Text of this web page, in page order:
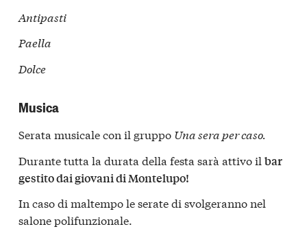
Antipasti
Paella
Dolce
Musica
Serata musicale con il gruppo Una sera per caso.
Durante tutta la durata della festa sarà attivo il bar
gestito dai giovani di Montelupo!
In caso di maltempo le serate di svolgeranno nel
salone polifunzionale.